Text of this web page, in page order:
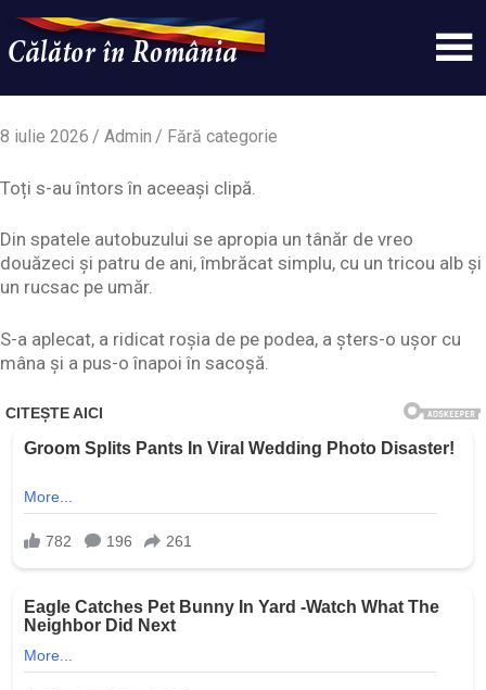
content
Calatorinromania
simplu
WordPress
8 iulie 2026 Admin Fără categorie
Toți s-au întors în aceeași clipă.
Din spatele autobuzului se apropia un tânăr de vreo
douăzeci și patru de ani, îmbrăcat simplu, cu un tricou alb și
un rucsac pe umăr.
S-a aplecat, a ridicat roșia de pe podea, a șters-o ușor cu
mâna și a pus-o înapoi în sacoșă.